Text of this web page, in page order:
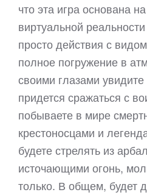
что эта игра основана
виртуальной
просто действия с
полное погружение в
своими глазами
придется сражаться с
побываете в мире
крестоносцами и
будете стрелять из
источающими огонь,
только. В общем, будет